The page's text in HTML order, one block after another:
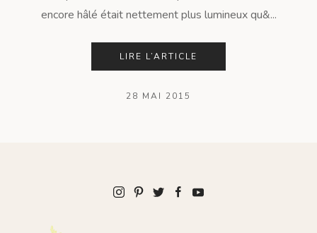
encore hâlé était nettement plus lumineux qu&...
LIRE L’ARTICLE
28 MAI 2015